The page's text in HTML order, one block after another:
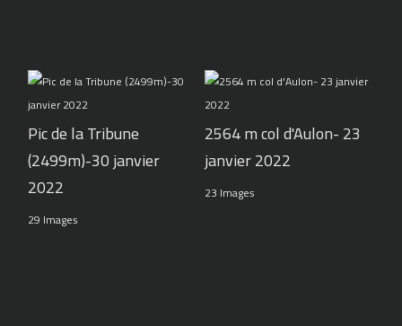
Pic de la Tribune
(2499m)-30 janvier
2022
29 Images
2564 m col d'Aulon- 23
janvier 2022
23 Images